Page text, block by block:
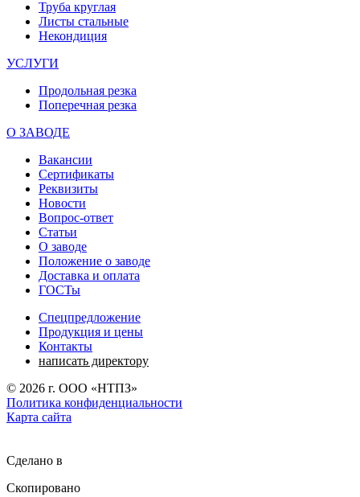
Труба круглая
Листы стальные
Некондиция
УСЛУГИ
Продольная резка
Поперечная резка
О ЗАВОДЕ
Вакансии
Сертификаты
Реквизиты
Новости
Вопрос-ответ
Статьи
О заводе
Положение о заводе
Доставка и оплата
ГОСТы
Спецпредложение
Продукция и цены
Контакты
написать директору
© 2026 г. ООО «НТПЗ»
Политика конфиденциальности
Карта сайта
Сделано в
Скопировано